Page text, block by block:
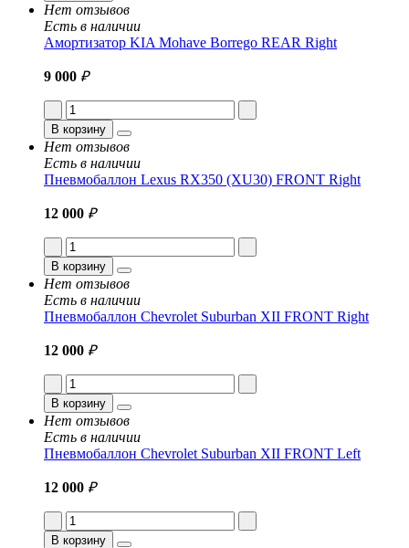
Нет отзывов
Есть в наличии
Амортизатор KIA Mohave Borrego REAR Right
9 000 ₽
В корзину
Нет отзывов
Есть в наличии
Пневмобаллон Lexus RX350 (XU30) FRONT Right
12 000 ₽
В корзину
Нет отзывов
Есть в наличии
Пневмобаллон Chevrolet Suburban XII FRONT Right
12 000 ₽
В корзину
Нет отзывов
Есть в наличии
Пневмобаллон Chevrolet Suburban XII FRONT Left
12 000 ₽
В корзину